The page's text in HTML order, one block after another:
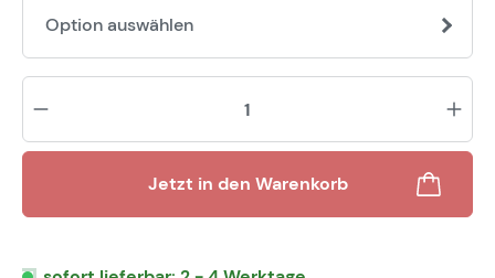
Option auswählen
Jetzt in den Warenkorb